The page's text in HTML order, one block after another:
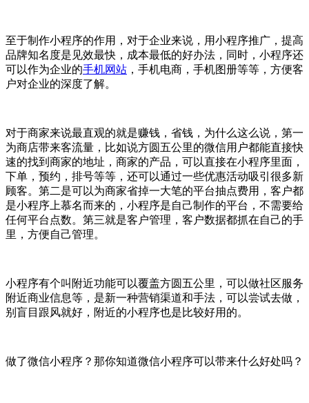
至于制作小程序的作用，对于企业来说，用小程序推广，提高
品牌知名度是见效最快，成本最低的好办法，同时，小程序还
可以作为企业的手机网站 ，手机电商，手机图册等等，方便客
户对企业的深度了解。
对于商家来说最直观的就是赚钱，省钱，为什么这么说，第一
为商店带来客流量，比如说方圆五公里的微信用户都能直接快
速的找到商家的地址，商家的产品，可以直接在小程序里面，
下单，预约，排号等等，还可以通过一些优惠活动吸引很多新
顾客。第二是可以为商家省掉一大笔的平台抽点费用，客户都
是小程序上慕名而来的，小程序是自己制作的平台，不需要给
任何平台点数。第三就是客户管理，客户数据都抓在自己的手
里，方便自己管理。
小程序有个叫附近功能可以覆盖方圆五公里，可以做社区服务
附近商业信息等，是新一种营销渠道和手法，可以尝试去做，
别盲目跟风就好，附近的小程序也是比较好用的。
做了微信小程序？那你知道微信小程序可以带来什么好处吗？